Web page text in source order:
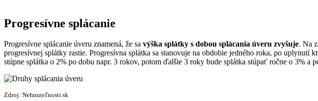
Progresívne splácanie
Progresívne splácanie úveru znamená, že sa výška splátky s dobou splácania úveru zvyšuje. Na
progresívnej splátky rastie. Progresívna splátka sa stanovuje na obdobie jedného roka, po
stúpne splátka o 2% po dobu napr. 3 rokov, potom ďalšie 3 roky bude splátka stúpať ročne o 3% a
Zdroj: Nehnuteľnosti.sk